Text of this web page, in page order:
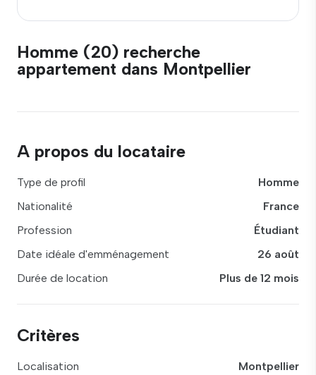
Homme (20) recherche
appartement dans Montpellier
A propos du locataire
Type de profil
Homme
Nationalité
France
Profession
Étudiant
Date idéale d'emménagement
26 août
Durée de location
Plus de 12 mois
Critères
Localisation
Montpellier